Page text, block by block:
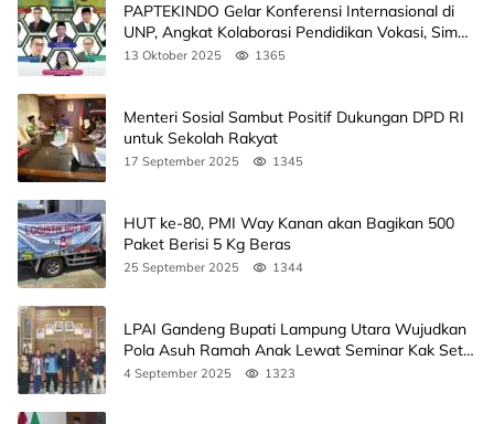
PAPTEKINDO Gelar Konferensi Internasional di
UNP, Angkat Kolaborasi Pendidikan Vokasi, Simak
Agendanya
13 Oktober 2025 1365
Menteri Sosial Sambut Positif Dukungan DPD RI
untuk Sekolah Rakyat
17 September 2025 1345
HUT ke-80, PMI Way Kanan akan Bagikan 500
Paket Berisi 5 Kg Beras
25 September 2025 1344
LPAI Gandeng Bupati Lampung Utara Wujudkan
Pola Asuh Ramah Anak Lewat Seminar Kak Seto,
Ini Jadwalnya
4 September 2025 1323